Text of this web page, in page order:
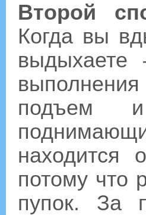
Второй
Когда вы
выдыхаете
подъем и
находится
потому что
пупок. За